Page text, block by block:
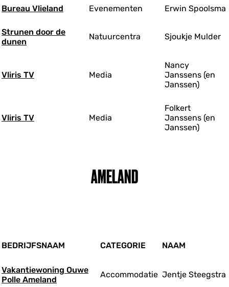
Bureau Vlieland Evenementen Erwin Spoolsma
Strunen door de
dunen
Natuurcentra Sjoukje Mulder
Vliris TV Media
Nancy
Janssens (en
Janssen)
Vliris TV Media
Folkert
Janssens (en
Janssen)
AMELAND
BEDRIJFSNAAM CATEGORIE NAAM
Vakantiewoning Ouwe
Polle Ameland
Accommodatie Jentje Steegstra